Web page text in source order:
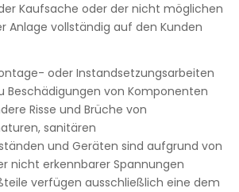
Kaufsache oder der nicht möglichen
Anlage vollständig auf den Kunden
oder Instandsetzungsarbeiten
Beschädigungen von Komponenten
Risse und Brüche von
sanitären
und Geräten sind aufgrund von
nicht erkennbarer Spannungen
verfügen ausschließlich eine dem